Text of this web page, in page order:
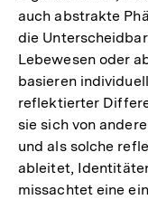
auch abstrakte
die
Lebewesen oder
basieren
reflektierter
sie sich von
und als solche
ableitet,
missachtet eine